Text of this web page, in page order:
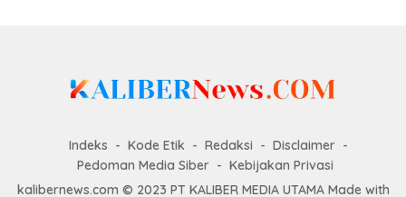
Indeks Kode Etik Redaksi
Disclaimer
Pedoman Media Siber
Kebijakan Privasi
kalibernews.com © 2023 PT KALIBER MEDIA UTAMA Made with